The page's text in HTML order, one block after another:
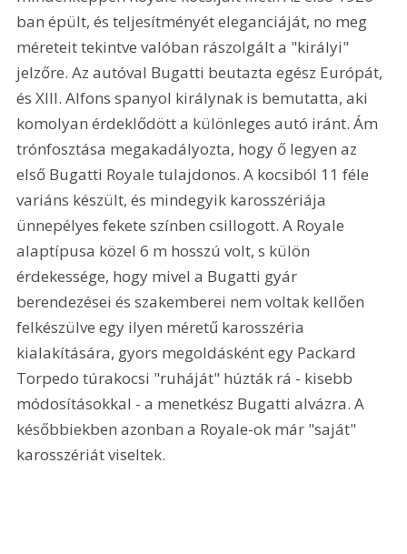
ban épült, és teljesítményét eleganciáját, no meg
méreteit tekintve valóban rászolgált a "királyi"
jelzőre. Az autóval Bugatti beutazta egész Európát,
és XIII. Alfons spanyol királynak is bemutatta, aki
komolyan érdeklődött a különleges autó iránt. Ám
trónfosztása megakadályozta, hogy ő legyen az
első Bugatti Royale tulajdonos. A kocsiból 11 féle
variáns készült, és mindegyik karosszériája
ünnepélyes fekete színben csillogott. A Royale
alaptípusa közel 6 m hosszú volt, s külön
érdekessége, hogy mivel a Bugatti gyár
berendezései és szakemberei nem voltak kellően
felkészülve egy ilyen méretű karosszéria
kialakítására, gyors megoldásként egy Packard
Torpedo túrakocsi "ruháját" húzták rá - kisebb
módosításokkal - a menetkész Bugatti alvázra. A
későbbiekben azonban a Royale-ok már "saját"
karosszériát viseltek.